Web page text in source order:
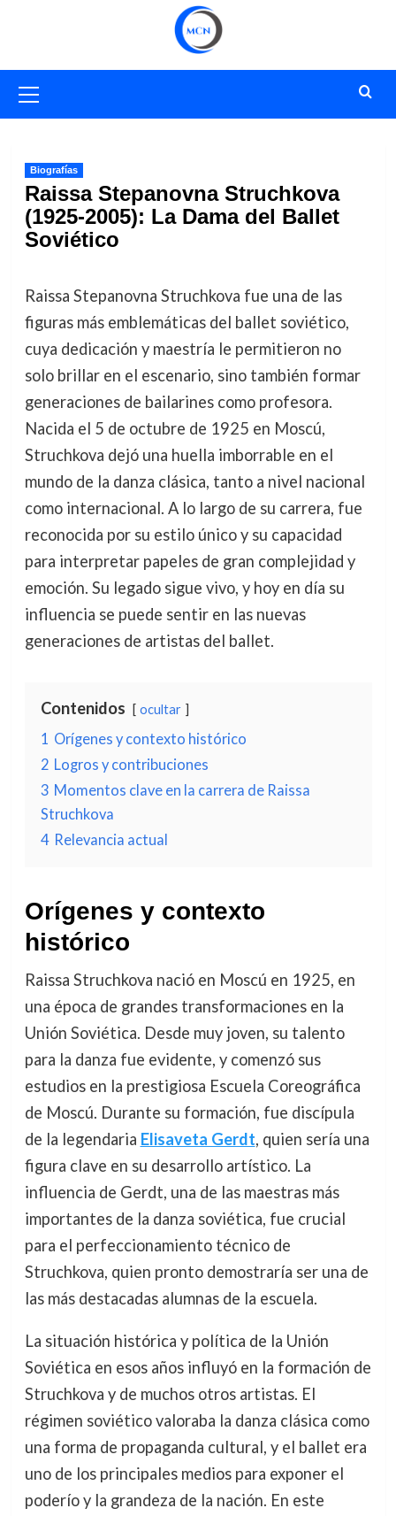
primario
Biografías
Raissa Stepanovna Struchkova
(1925-2005): La Dama del Ballet
Soviético
Raissa Stepanovna Struchkova fue una de las
figuras más emblemáticas del ballet soviético,
cuya dedicación y maestría le permitieron no
solo brillar en el escenario, sino también formar
generaciones de bailarines como profesora.
Nacida el 5 de octubre de 1925 en Moscú,
Struchkova dejó una huella imborrable en el
mundo de la danza clásica, tanto a nivel nacional
como internacional. A lo largo de su carrera, fue
reconocida por su estilo único y su capacidad
para interpretar papeles de gran complejidad y
emoción. Su legado sigue vivo, y hoy en día su
influencia se puede sentir en las nuevas
generaciones de artistas del ballet.
Contenidos ocultar
1 Orígenes y contexto histórico
2 Logros y contribuciones
3 Momentos clave en la carrera de Raissa
Struchkova
4 Relevancia actual
Orígenes y contexto
histórico
Raissa Struchkova nació en Moscú en 1925, en
una época de grandes transformaciones en la
Unión Soviética. Desde muy joven, su talento
para la danza fue evidente, y comenzó sus
estudios en la prestigiosa Escuela Coreográfica
de Moscú. Durante su formación, fue discípula
de la legendaria Elisaveta Gerdt, quien sería una
figura clave en su desarrollo artístico. La
influencia de Gerdt, una de las maestras más
importantes de la danza soviética, fue crucial
para el perfeccionamiento técnico de
Struchkova, quien pronto demostraría ser una de
las más destacadas alumnas de la escuela.
La situación histórica y política de la Unión
Soviética en esos años influyó en la formación de
Struchkova y de muchos otros artistas. El
régimen soviético valoraba la danza clásica como
una forma de propaganda cultural, y el ballet era
uno de los principales medios para exponer el
poderío y la grandeza de la nación. En este